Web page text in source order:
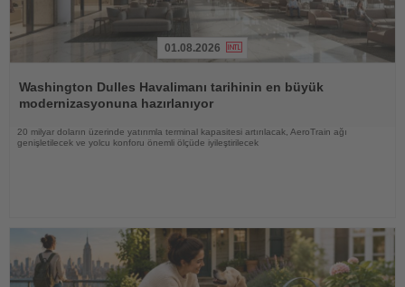
Oku
01.08.2026
Washington Dulles Havalimanı tarihinin en büyük
modernizasyonuna hazırlanıyor
20 milyar doların üzerinde yatırımla terminal kapasitesi artırılacak, AeroTrain ağı
genişletilecek ve yolcu konforu önemli ölçüde iyileştirilecek